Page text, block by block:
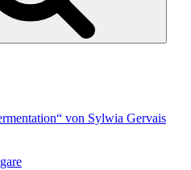
von Sylwia Gervais